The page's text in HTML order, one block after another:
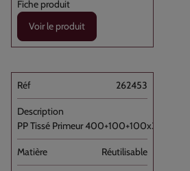
Voir le produit
262453
PP Tissé Primeur 400+100+100x350 //100
Réutilisable